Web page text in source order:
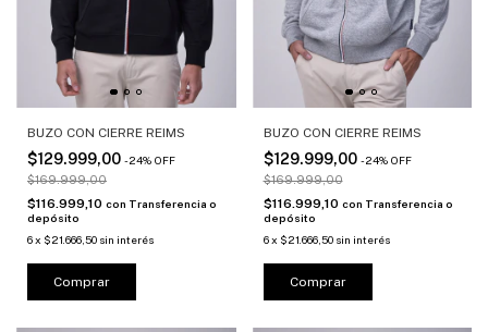
BUZO CON CIERRE REIMS
$129.999,00 -24% OFF
$169.999,00
$116.999,10 con Transferencia o
depósito
6x $21.666,50 sin interés
Comprar
BUZO CON CIERRE REIMS
$129.999,00 -24% OFF
$169.999,00
$116.999,10 con Transferencia o
depósito
6 x $21.666,50 sin interés
Comprar